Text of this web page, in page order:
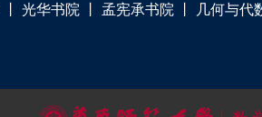
光华书院 孟宪承书院 几何与代